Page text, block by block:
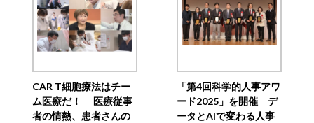
CAR T細胞療法はチー
ム医療だ！ 医療従事
者の情熱、患者さんの
「第4回科学的人事アワ
ード2025」を開催 デ
ータとAIで変わる人事